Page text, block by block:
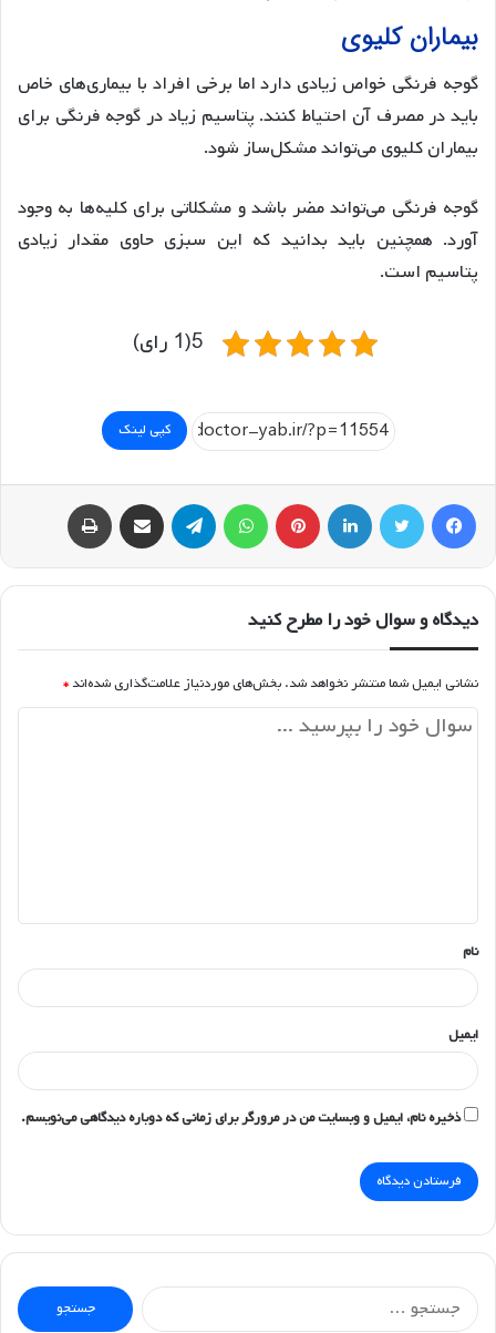
بیماران کلیوی
گوجه فرنگی خواص زیادی دارد اما برخی افراد با بیماری‌های خاص
باید در مصرف آن احتیاط کنند. پتاسیم زیاد در گوجه فرنگی برای
بیماران کلیوی می‌تواند مشکل‌ساز شود.
گوجه فرنگی می‌تواند مضر باشد و مشکلاتی برای کلیه‌ها به وجود
آورد. همچنین باید بدانید که این سبزی حاوی مقدار زیادی
پتاسیم است.
5(1 رای)
کپی لینک
فیسبوک توییتر لینکداین پینتریست تلگرام اشتراک گذاری با ایمیل
دیدگاه و سوال خود را مطرح کنید
نشانی ایمیل شما منتشر نخواهد شد. بخش‌های موردنیاز علامت‌گذاری شده‌اند *
*
نام
ایمیل
ذخیره نام، ایمیل و وبسایت من در مرورگر برای زمانی که دوباره دیدگاهی می‌نویسم.
جستجو
برای: